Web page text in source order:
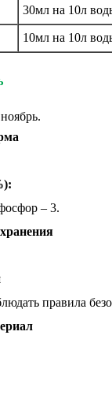
30мл на 10л
10мл на 10л
– 3.
правила